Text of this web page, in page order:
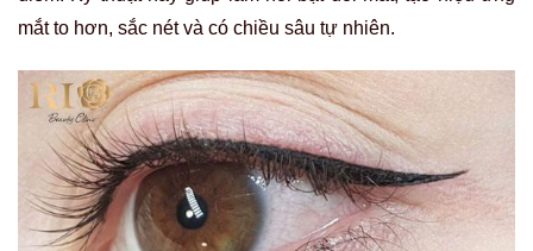
mắt to hơn, sắc nét và có chiều sâu tự nhiên.